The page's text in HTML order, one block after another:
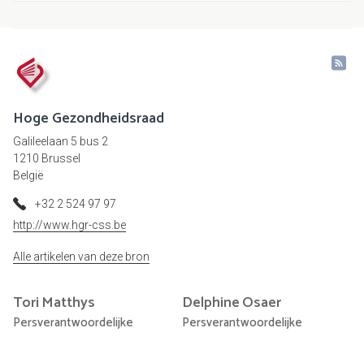
Hoge Gezondheidsraad
Galileelaan 5 bus 2
1210 Brussel
België
+32 2 524 97 97
http://www.hgr-css.be
Alle artikelen van deze bron
Tori Matthys
Persverantwoordelijke
DelphineOsaer
Persverantwoordelijke